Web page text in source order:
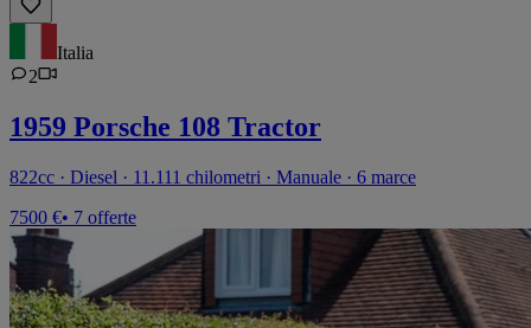
Italia
2
1959 Porsche 108 Tractor
822cc · Diesel · 11.111 chilometri · Manuale · 6 marce
7500 €• 7 offerte